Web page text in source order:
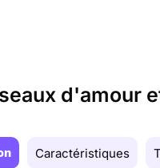
d'amour
Caractéristiques